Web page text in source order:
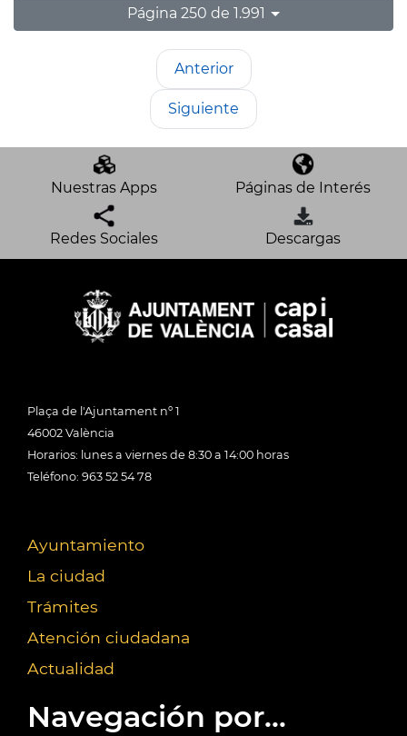
Página 250 de 1.991
Anterior
Siguiente
Nuestras Apps Páginas de Interés
Redes Sociales Descargas
Plaça de l'Ajuntament nº 1
46002 València
Horarios: lunes a viernes de 8:30 a 14:00 horas
Teléfono: 963 52 54 78
Ayuntamiento
La ciudad
Trámites
Atención ciudadana
Actualidad
Navegación por...